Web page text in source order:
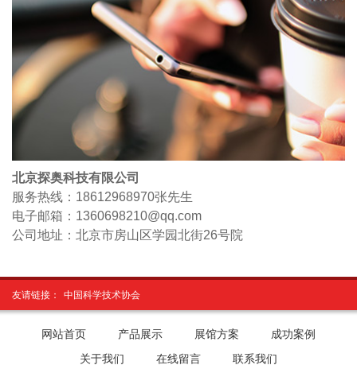
北京探奥科技有限公司
服务热线：18612968970张先生
电子邮箱：1360698210@qq.com
公司地址：北京市房山区学园北街26号院
友请链接： 中国科学技术协会
网站首页 产品展示 展馆方案
成功案例
关于我们
在线留言 联系我们